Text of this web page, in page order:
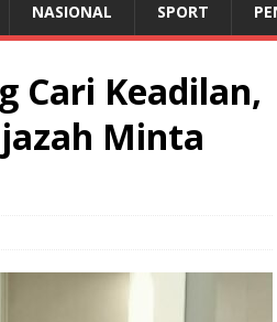
NASIONAL SPORT
Cari Keadilan,
Minta